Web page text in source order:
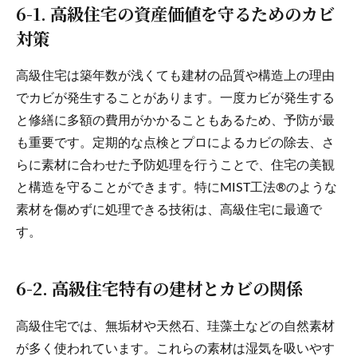
6-1. 高級住宅の資産価値を守るためのカビ
対策
高級住宅は築年数が浅くても建材の品質や構造上の理由
でカビが発生することがあります。一度カビが発生する
と修繕に多額の費用がかかることもあるため、予防が最
も重要です。定期的な点検とプロによるカビの除去、さ
らに素材に合わせた予防処理を行うことで、住宅の美観
と構造を守ることができます。特にMIST工法®のような
素材を傷めずに処理できる技術は、高級住宅に最適で
す。
6-2. 高級住宅特有の建材とカビの関係
高級住宅では、無垢材や天然石、珪藻土などの自然素材
が多く使われています。これらの素材は湿気を吸いやす